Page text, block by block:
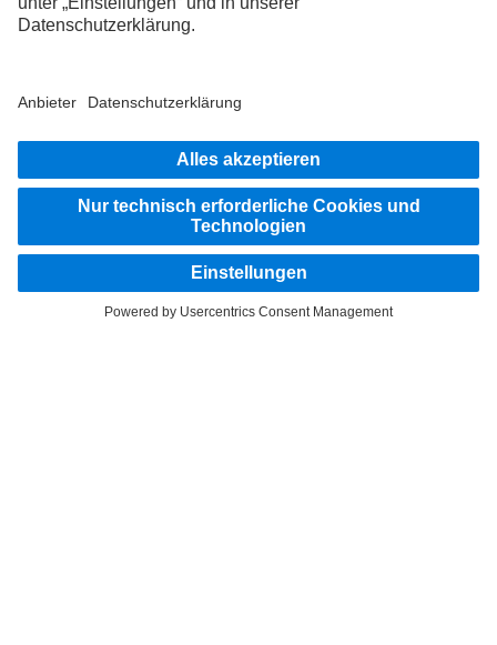
FOLLOW THE ROADSTARS.
Tausche jetzt Erfahrungen mit anderen Truckerinnen und